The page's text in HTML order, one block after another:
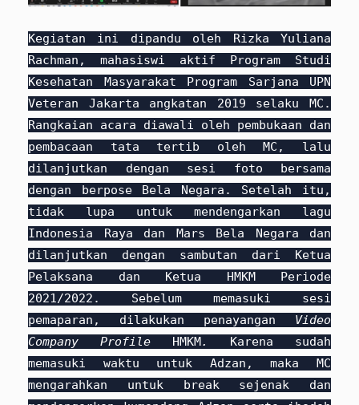
Kegiatan ini dipandu oleh Rizka Yuliana
Rachman, mahasiswi aktif Program Studi
Kesehatan Masyarakat Program Sarjana UPN
Veteran Jakarta angkatan 2019 selaku MC.
Rangkaian acara diawali oleh pembukaan dan
pembacaan tata tertib oleh MC, lalu
dilanjutkan dengan sesi foto bersama
dengan berpose Bela Negara. Setelah itu,
tidak lupa untuk mendengarkan lagu
Indonesia Raya dan Mars Bela Negara dan
dilanjutkan dengan sambutan dari Ketua
Pelaksana dan Ketua HMKM Periode
2021/2022. Sebelum memasuki sesi
pemaparan, dilakukan penayangan Video
Company Profile HMKM. Karena sudah
memasuki waktu untuk Adzan, maka MC
mengarahkan untuk break sejenak dan